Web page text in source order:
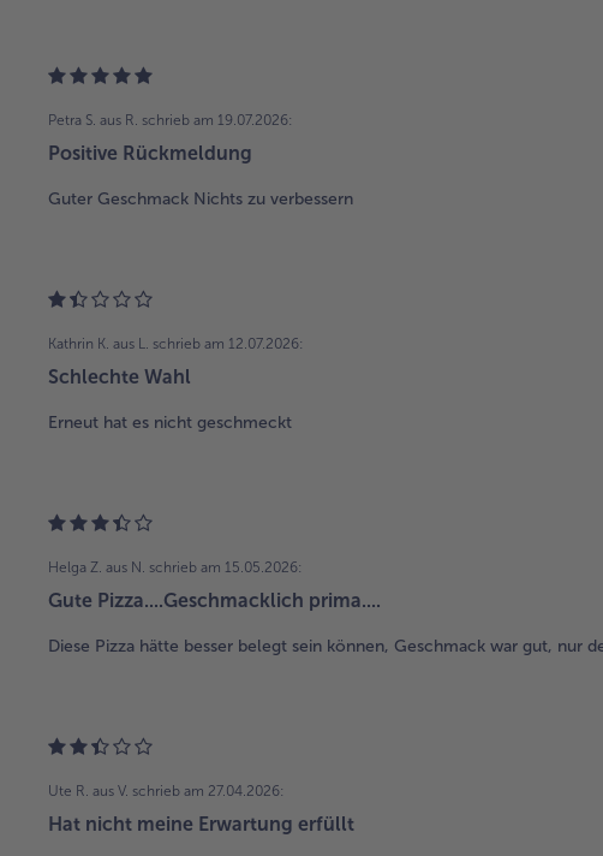
Petra S. aus R. schrieb am 19.07.2026:
Positive Rückmeldung
Guter Geschmack Nichts zu verbessern
Kathrin K. aus L. schrieb am 12.07.2026:
Schlechte Wahl
Erneut hat es nicht geschmeckt
Helga Z. aus N. schrieb am 15.05.2026:
Gute Pizza....Geschmacklich prima....
Diese Pizza hätte besser belegt sein können, Geschmack war gut, nur
Ute R. aus V. schrieb am 27.04.2026:
Hat nicht meine Erwartung erfüllt